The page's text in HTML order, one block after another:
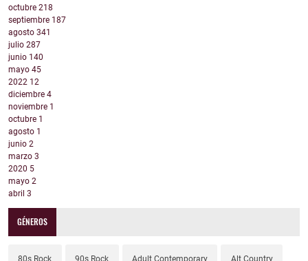
octubre 218
septiembre 187
agosto 341
julio 287
junio 140
mayo 45
2022 12
diciembre 4
noviembre 1
octubre 1
agosto 1
junio 2
marzo 3
2020 5
mayo 2
abril 3
GÉNEROS
80s Rock 90s Rock Adult Contemporary Alt Country